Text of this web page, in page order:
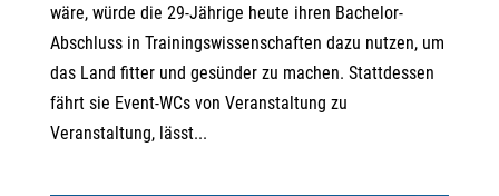
wäre, würde die 29-Jährige heute ihren Bachelor-
Abschluss in Trainingswissenschaften dazu nutzen, um
das Land fitter und gesünder zu machen. Stattdessen
fährt sie Event-WCs von Veranstaltung zu
Veranstaltung, lässt...